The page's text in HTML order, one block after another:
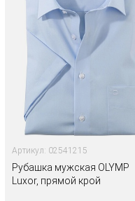
Артикул: 02541215
Рубашка мужская OLYMP
Luxor, прямой крой